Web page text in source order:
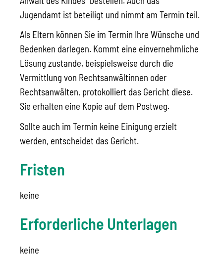
Jugendamt ist beteiligt und nimmt am Termin teil.
Als Eltern können Sie im Termin Ihre Wünsche und
Bedenken darlegen. Kommt eine einvernehmliche
Lösung zustande, beispielsweise durch die
Vermittlung von Rechtsanwältinnen oder
Rechtsanwälten, protokolliert das Gericht diese.
Sie erhalten eine Kopie auf dem Postweg.
Sollte auch im Termin keine Einigung erzielt
werden, entscheidet das Gericht.
Fristen
keine
Erforderliche Unterlagen
keine